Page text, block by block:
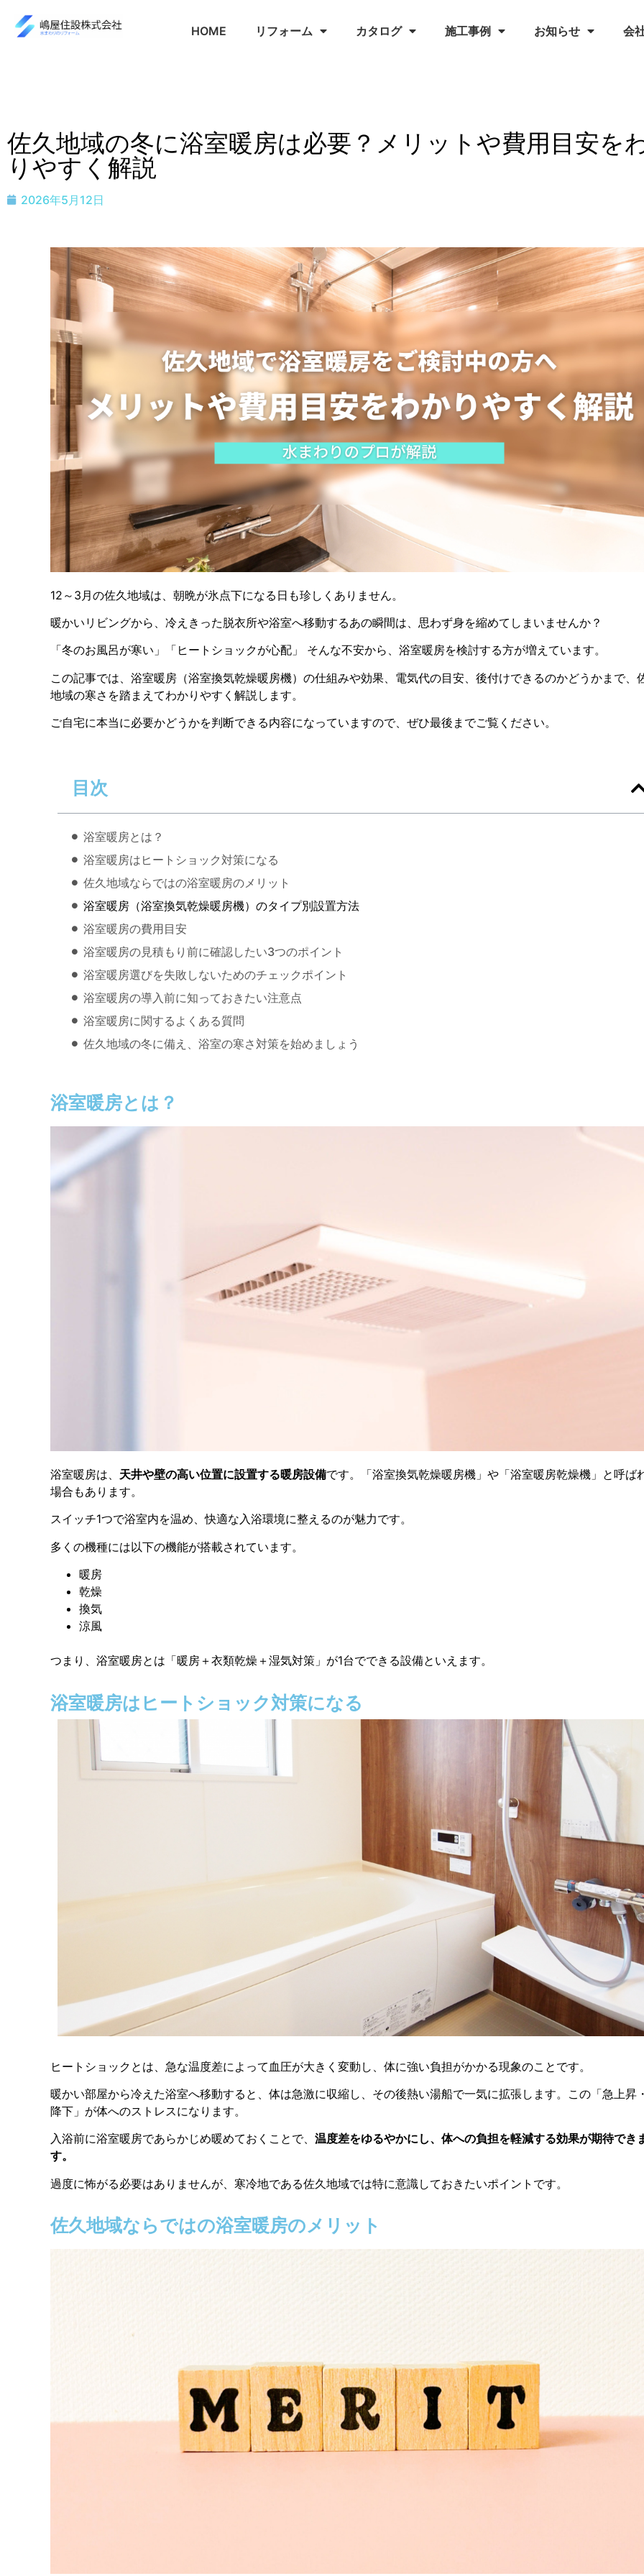
HOME リフォーム カタログ 施工事例 お知らせ 会
佐久地域の冬に浴室暖房は必要？メリットや費用目安を
りやすく解説
2026年5月12日
12～3月の佐久地域は、朝晩が氷点下になる日も珍しくありません。
暖かいリビングから、冷えきった脱衣所や浴室へ移動するあの瞬間は、思わず身を縮めてしまいませんか？
「冬のお風呂が寒い」「ヒートショックが心配」 そんな不安から、浴室暖房を検討する方が増えています。
この記事では、浴室暖房（浴室換気乾燥暖房機）の仕組みや効果、電気代の目安、後付けできるのかどうかまで、
地域の寒さを踏まえてわかりやすく解説します。
ご自宅に本当に必要かどうかを判断できる内容になっていますので、ぜひ最後までご覧ください。
目次
浴室暖房とは？
浴室暖房はヒートショック対策になる
佐久地域ならではの浴室暖房のメリット
浴室暖房（浴室換気乾燥暖房機）のタイプ別設置方法
浴室暖房の費用目安
浴室暖房の見積もり前に確認したい3つのポイント
浴室暖房選びを失敗しないためのチェックポイント
浴室暖房の導入前に知っておきたい注意点
浴室暖房に関するよくある質問
佐久地域の冬に備え、浴室の寒さ対策を始めましょう
浴室暖房とは？
浴室暖房は、 天井や壁の高い位置に設置する暖房設備です。「浴室換気乾燥暖房機」や「浴室暖房乾燥機」と呼ば
場合もあります。
スイッチ1つで浴室内を温め、快適な入浴環境に整えるのが魅力です。
多くの機種には以下の機能が搭載されています。
暖房
乾燥
換気
涼風
つまり、浴室暖房とは「暖房＋衣類乾燥＋湿気対策」が1台でできる設備といえます。
浴室暖房はヒートショック対策になる
ヒートショックとは、急な温度差によって血圧が大きく変動し、体に強い負担がかかる現象のことです。
暖かい部屋から冷えた浴室へ移動すると、体は急激に収縮し、その後熱い湯船で一気に拡張します。この「急上昇
降下」が体へのストレスになります。
入浴前に浴室暖房であらかじめ暖めておくことで、 温度差をゆるやかにし、体への負担を軽減する効果が期待でき
す。
過度に怖がる必要はありませんが、寒冷地である佐久地域では特に意識しておきたいポイントです。
佐久地域ならではの浴室暖房のメリット